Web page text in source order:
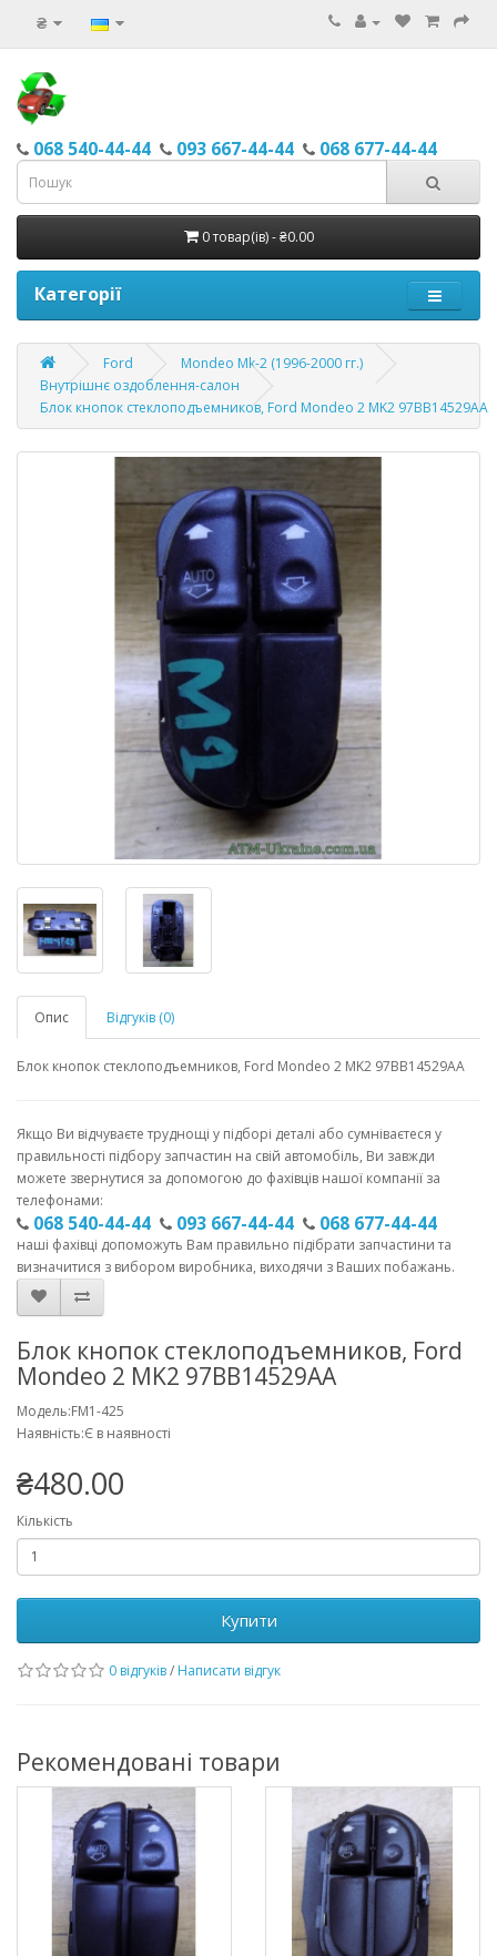
₴
068 540-44-44 093 667-44-44 068 677-44-44
0 товар(ів) - ₴0.00
Категорії
Ford
Mondeo Mk-2 (1996-2000 гг.)
Внутрішнє оздоблення-салон
Блок кнопок стеклоподъемников, Ford Mondeo 2 MK2 97BB14529AA
Опис Відгуків (0)
Блок кнопок стеклоподъемников, Ford Mondeo 2 MK2 97BB14529AA
Якщо Ви відчуваєте труднощі у підборі деталі або сумніваєтеся у
правильності підбору запчастин на свій автомобіль, Ви завжди
можете звернутися за допомогою до фахівців нашої компанії за
телефонами:
068 540-44-44 093 667-44-44 068 677-44-44
наші фахівці допоможуть Вам правильно підібрати запчастини та
визначитися з вибором виробника, виходячи з Ваших побажань.
Блок кнопок стеклоподъемников, Ford
Mondeo 2 MK2 97BB14529AA
Модель:FM1-425
Наявність:Є в наявності
₴480.00
Кількість
Купити
0 відгуків/ Написати відгук
Рекомендовані товари